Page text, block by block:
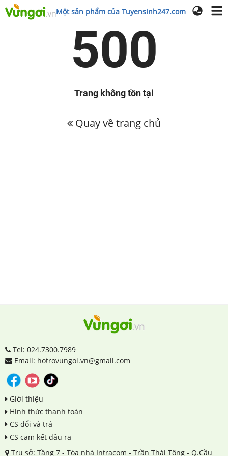
Một sản phẩm của Tuyensinh247.com
500
Trang không tồn tại
Quay về trang chủ
Tel: 024.7300.7989
Email: hotrovungoi.vn@gmail.com
Giới thiệu
Hình thức thanh toán
CS đổi và trả
CS cam kết đầu ra
Trụ sở: Tầng 7 - Tòa nhà Intracom - Trần Thái Tông - Q.Cầu